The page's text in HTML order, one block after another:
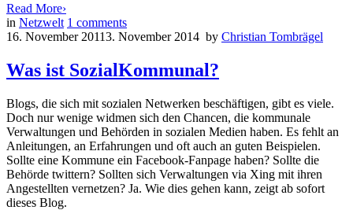
Read More›
in Netzwelt 1 comments
16. November 20113. November 2014 by Christian Tombrägel
Was ist SozialKommunal?
Blogs, die sich mit sozialen Netwerken beschäftigen, gibt es viele.
Doch nur wenige widmen sich den Chancen, die kommunale
Verwaltungen und Behörden in sozialen Medien haben. Es fehlt an
Anleitungen, an Erfahrungen und oft auch an guten Beispielen.
Sollte eine Kommune ein Facebook-Fanpage haben? Sollte die
Behörde twittern? Sollten sich Verwaltungen via Xing mit ihren
Angestellten vernetzen? Ja. Wie dies gehen kann, zeigt ab sofort
dieses Blog.